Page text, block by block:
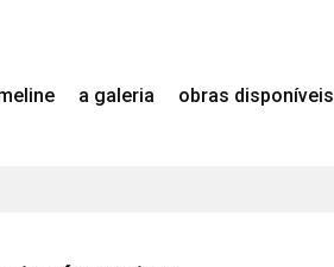
a galeria obras disponíveis